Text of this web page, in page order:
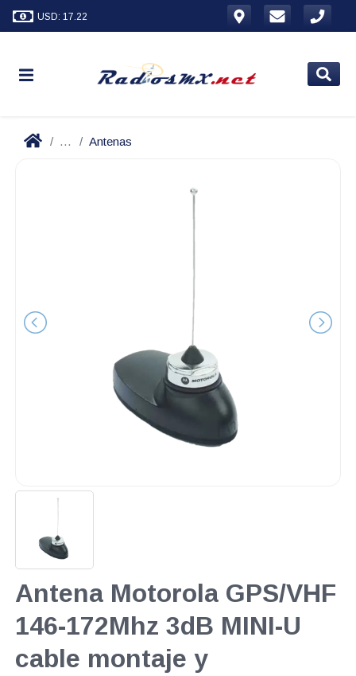
USD: 17.22
... Antenas
Antena Motorola GPS/VHF
146-172Mhz 3dB MINI-U
cable montaje y